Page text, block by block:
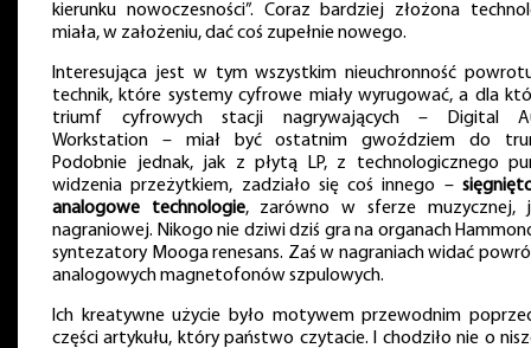
kierunku nowoczesności”. Coraz bardziej złożona
miała, w założeniu, dać coś zupełnie nowego.
Interesująca jest w tym wszystkim nieuchronność
technik, które systemy cyfrowe miały wyrugować, a dla
triumf cyfrowych stacji nagrywających – Digital
Workstation – miał być ostatnim gwoździem do
Podobnie jednak, jak z płytą LP, z technologicznego
widzenia przeżytkiem, zadziało się coś innego –
analogowe technologie, zarówno w sferze muzycznej,
nagraniowej. Nikogo nie dziwi dziś gra na organach
syntezatory Mooga renesans. Zaś w nagraniach widać
analogowych magnetofonów szpulowych.
Ich kreatywne użycie było motywem przewodnim
części artykułu, który państwo czytacie. I chodziło nie o